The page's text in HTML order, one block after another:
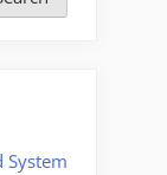
System